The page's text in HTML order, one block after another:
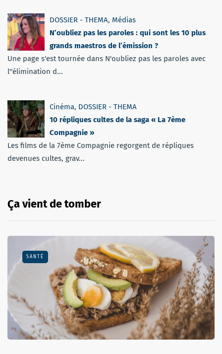
DOSSIER - THEMA, Médias
N’oubliez pas les paroles : qui sont les 10 plus
grands maestros de l’émission ?
Une page s'est tournée dans N'oubliez pas les paroles avec
l''élimination d...
Cinéma, DOSSIER - THEMA
10 répliques cultes de la saga « La 7ème
Compagnie »
Les films de la 7ème Compagnie regorgent de répliques
devenues cultes, grav...
Ça vient de tomber
SANTÉ